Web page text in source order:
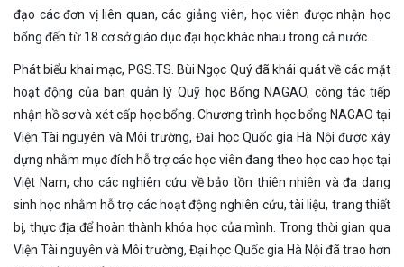
đạo các đơn vị liên quan, các giảng viên, học viên được nhận học
bổng đến từ 18 cơ sở giáo dục đại học khác nhau trong cả nước.
Phát biểu khai mạc, PGS.TS. Bùi Ngọc Quý đã khái quát về các mặt
hoạt động của ban quản lý Quỹ học Bổng NAGAO, công tác tiếp
nhận hồ sơ và xét cấp học bổng. Chương trình học bổng NAGAO tại
Viện Tài nguyên và Môi trường, Đại học Quốc gia Hà Nội được xây
dựng nhằm mục đích hỗ trợ các học viên đang theo học cao học tại
Việt Nam, cho các nghiên cứu về bảo tồn thiên nhiên và đa dạng
sinh học nhằm hỗ trợ các hoạt động nghiên cứu, tài liệu, trang thiết
bị, thực địa để hoàn thành khóa học của mình. Trong thời gian qua
Viện Tài nguyên và Môi trường, Đại học Quốc gia Hà Nội đã trao hơn